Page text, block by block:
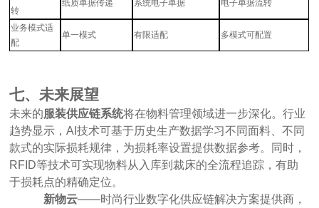
转
纸质单据传递 系统电子单据 电子单据流转
业务模式适
配
单一模式 有限适配 多模式可配置
七、未来展望
未来的 服装供应链系统将在物料管理领域进一步深化。行业
趋势显示，AI技术可基于历史生产数据学习不同面料、不同
款式的实际损耗规律，为损耗率设置提供数据参考。同时，
RFID等技术可实现物料从入库到裁床的全流程追踪，有助
于损耗点的精确定位。
新物云——时尚行业数字化供应链解决方案提供商，